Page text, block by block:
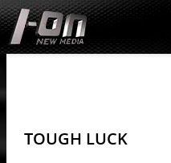
Skip
to
content
TOUGH LUCK